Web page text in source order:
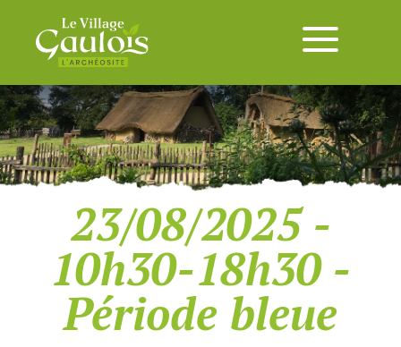
23/08/2025 -
10h30-18h30 -
Période bleue